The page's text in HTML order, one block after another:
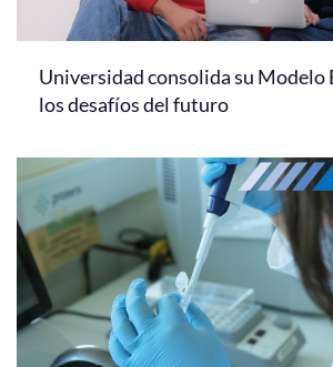
Universidad consolida su Modelo
los desafíos del futuro